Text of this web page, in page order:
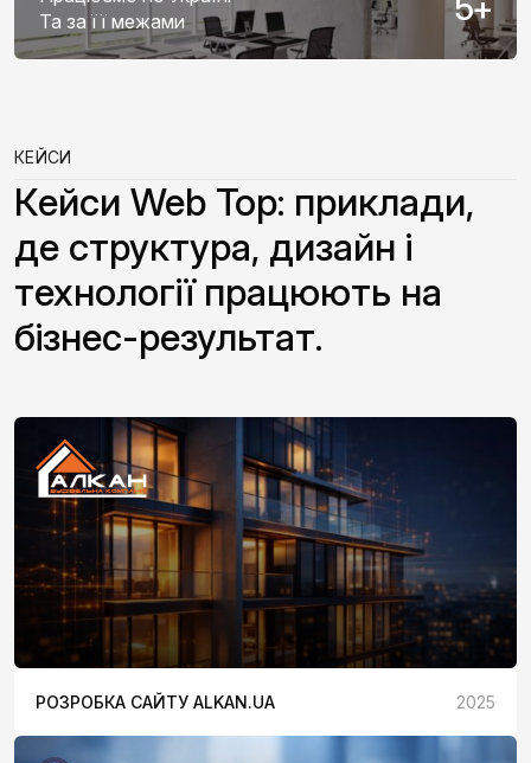
Та за її межами
КЕЙСИ
Кейси Web Top: приклади,
де структура, дизайн і
технології працюють на
бізнес-результат.
РОЗРОБКА САЙТУ ALKAN.UA 2025